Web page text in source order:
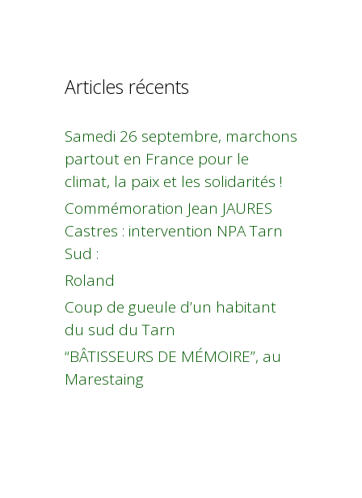
Articles récents
Samedi 26 septembre, marchons
partout en France pour le
climat, la paix et les solidarités !
Commémoration Jean JAURES
Castres : intervention NPA Tarn
Sud :
Roland
Coup de gueule d’un habitant
du sud du Tarn
“BÂTISSEURS DE MÉMOIRE”, au
Marestaing